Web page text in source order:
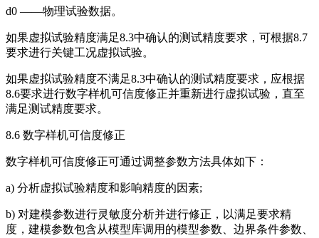
d0 ——物理试验数据。
如果虚拟试验精度满足8.3中确认的测试精度要求，可根据8.7
要求进行关键工况虚拟试验。
如果虚拟试验精度不满足8.3中确认的测试精度要求，应根据
8.6要求进行数字样机可信度修正并重新进行虚拟试验，直至
满足测试精度要求。
8.6 数字样机可信度修正
数字样机可信度修正可通过调整参数方法具体如下：
a) 分析虚拟试验精度和影响精度的因素;
b) 对建模参数进行灵敏度分析并进行修正，以满足要求精
度，建模参数包含从模型库调用的模型参数、边界条件参数、